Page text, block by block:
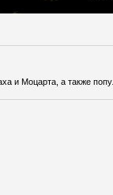
и Моцарта, а также